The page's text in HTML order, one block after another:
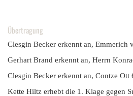
Übertragung
Clesgin Becker erkennt an, Emmerich
Gerhart Brand erkennt an, Herrn
Clesgin Becker erkennt an, Contze
Kette Hiltz erhebt die 1. Klage gegen